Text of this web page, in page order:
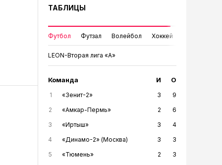
ТАБЛИЦЫ
Футбол Футзал Волейбол Хоккей
LEON-Вторая лига «А»
Команда И О
1 «Зенит-2» 3
9
2
«Амкар-Пермь» 2
6
3
«Иртыш» 3
4
4
«Динамо-2» (Москва) 3
3
5
«Тюмень» 2
3